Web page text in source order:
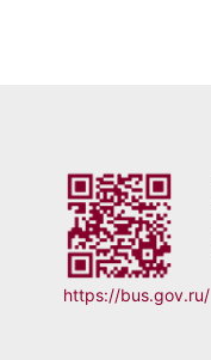
https://bus.gov.ru/